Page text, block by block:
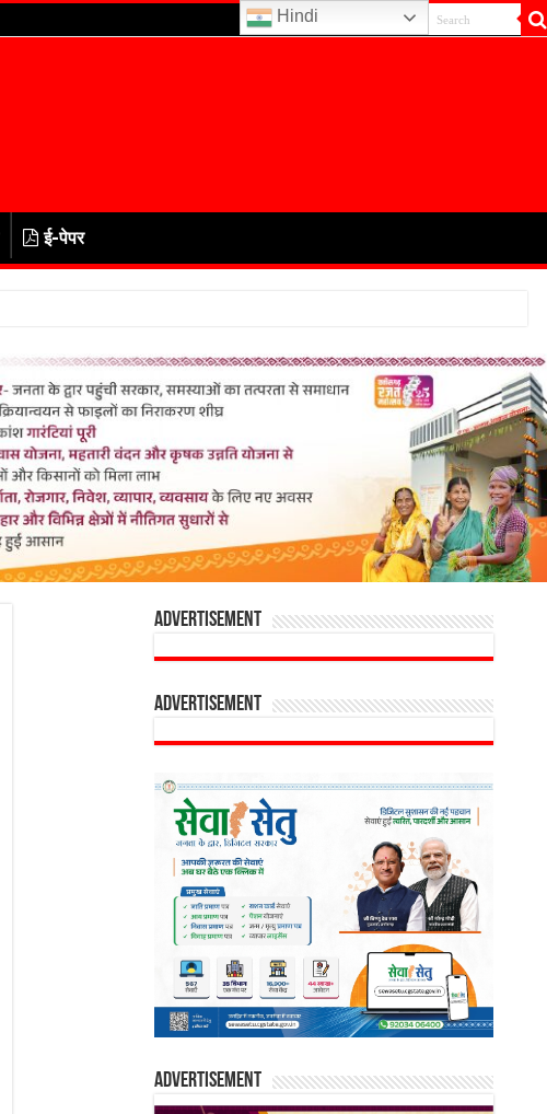
ई-पेपर
Advertisement
Advertisement
Advertisement
Hindi